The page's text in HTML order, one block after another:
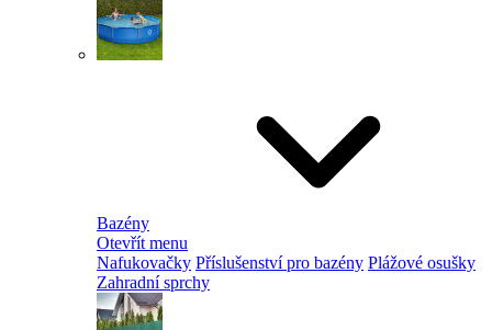
Bazény
Otevřít menu
Nafukovačky Příslušenství pro bazény Plážové osušky
Zahradní sprchy